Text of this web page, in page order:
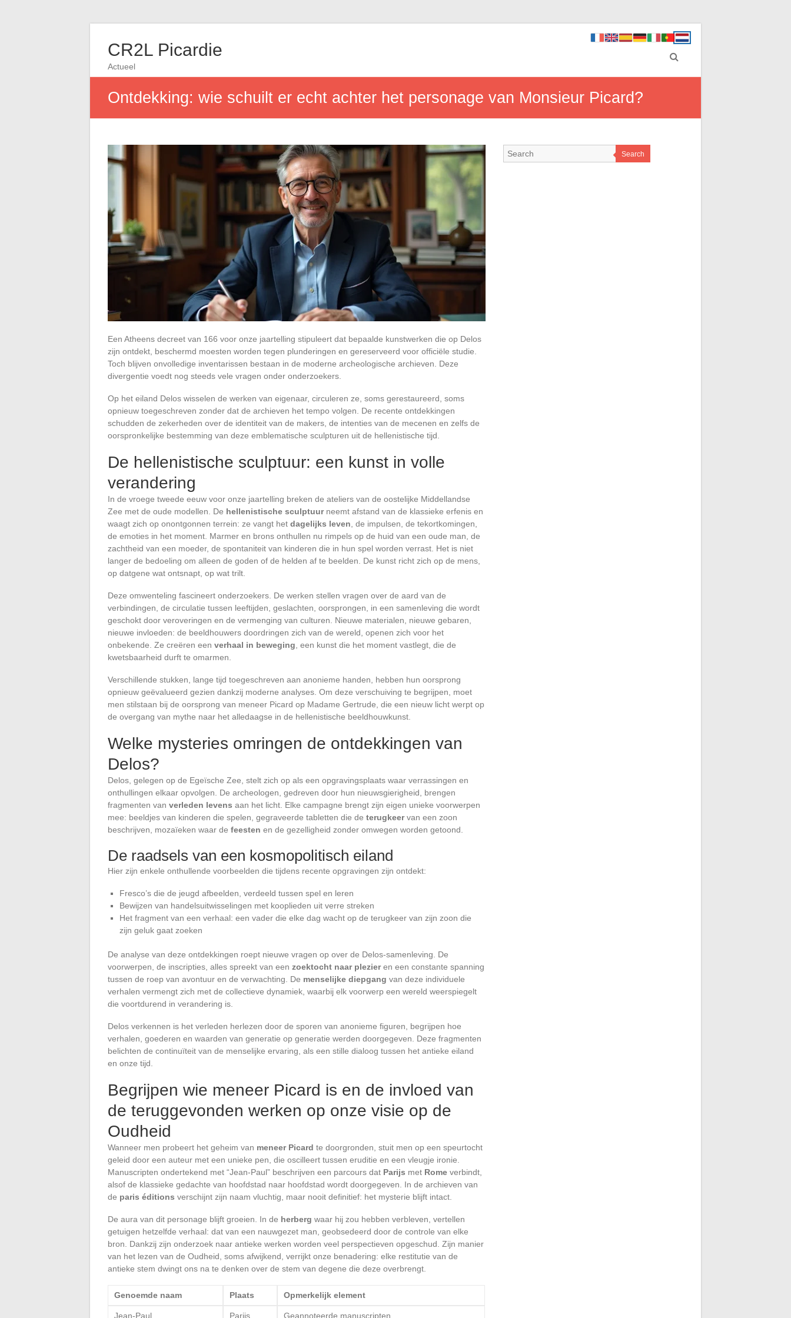
CR2L Picardie
Actueel
Ontdekking: wie schuilt er echt achter het personage van Monsieur Picard?
Een Atheens decreet van 166 voor onze jaartelling stipuleert dat bepaalde kunstwerken die op Delos
zijn ontdekt, beschermd moesten worden tegen plunderingen en gereserveerd voor officiële studie.
Toch blijven onvolledige inventarissen bestaan in de moderne archeologische archieven. Deze
divergentie voedt nog steeds vele vragen onder onderzoekers.
Op het eiland Delos wisselen de werken van eigenaar, circuleren ze, soms gerestaureerd, soms
opnieuw toegeschreven zonder dat de archieven het tempo volgen. De recente ontdekkingen
schudden de zekerheden over de identiteit van de makers, de intenties van de mecenen en zelfs de
oorspronkelijke bestemming van deze emblematische sculpturen uit de hellenistische tijd.
De hellenistische sculptuur: een kunst in volle
verandering
In de vroege tweede eeuw voor onze jaartelling breken de ateliers van de oostelijke Middellandse
Zee met de oude modellen. De hellenistische sculptuurneemt afstand van de klassieke erfenis en
waagt zich op onontgonnen terrein: ze vangt het dagelijks leven , de impulsen, de tekortkomingen,
de emoties in het moment. Marmer en brons onthullen nu rimpels op de huid van een oude man, de
zachtheid van een moeder, de spontaniteit van kinderen die in hun spel worden verrast. Het is niet
langer de bedoeling om alleen de goden of de helden af te beelden. De kunst richt zich op de mens,
op datgene wat ontsnapt, op wat trilt.
Deze omwenteling fascineert onderzoekers. De werken stellen vragen over de aard van de
verbindingen, de circulatie tussen leeftijden, geslachten, oorsprongen, in een samenleving die wordt
geschokt door veroveringen en de vermenging van culturen. Nieuwe materialen, nieuwe gebaren,
nieuwe invloeden: de beeldhouwers doordringen zich van de wereld, openen zich voor het
onbekende. Ze creëren een verhaal in beweging , een kunst die het moment vastlegt, die de
kwetsbaarheid durft te omarmen.
Verschillende stukken, lange tijd toegeschreven aan anonieme handen, hebben hun oorsprong
opnieuw geëvalueerd gezien dankzij moderne analyses. Om deze verschuiving te begrijpen, moet
men stilstaan bij de oorsprong van meneer Picard op Madame Gertrude, die een nieuw licht werpt op
de overgang van mythe naar het alledaagse in de hellenistische beeldhouwkunst.
Welke mysteries omringen de ontdekkingen van
Delos?
Delos, gelegen op de Egeïsche Zee, stelt zich op als een opgravingsplaats waar verrassingen en
onthullingen elkaar opvolgen. De archeologen, gedreven door hun nieuwsgierigheid, brengen
fragmenten van verleden levens aan het licht. Elke campagne brengt zijn eigen unieke voorwerpen
mee: beeldjes van kinderen die spelen, gegraveerde tabletten die de terugkeervan een zoon
beschrijven, mozaïeken waar de feesten en de gezelligheid zonder omwegen worden getoond.
De raadsels van een kosmopolitisch eiland
Hier zijn enkele onthullende voorbeelden die tijdens recente opgravingen zijn ontdekt:
Fresco’s die de jeugd afbeelden, verdeeld tussen spel en leren
Bewijzen van handelsuitwisselingen met kooplieden uit verre streken
Het fragment van een verhaal: een vader die elke dag wacht op de terugkeer van zijn zoon die
zijn geluk gaat zoeken
De analyse van deze ontdekkingen roept nieuwe vragen op over de Delos-samenleving. De
voorwerpen, de inscripties, alles spreekt van een zoektocht naar plezieren een constante spanning
tussen de roep van avontuur en de verwachting. De menselijke diepgang van deze individuele
verhalen vermengt zich met de collectieve dynamiek, waarbij elk voorwerp een wereld weerspiegelt
die voortdurend in verandering is.
Delos verkennen is het verleden herlezen door de sporen van anonieme figuren, begrijpen hoe
verhalen, goederen en waarden van generatie op generatie werden doorgegeven. Deze fragmenten
belichten de continuïteit van de menselijke ervaring, als een stille dialoog tussen het antieke eiland
en onze tijd.
Begrijpen wie meneer Picard is en de invloed van
de teruggevonden werken op onze visie op de
Oudheid
Wanneer men probeert het geheim van meneer Picard te doorgronden, stuit men op een speurtocht
geleid door een auteur met een unieke pen, die oscilleert tussen eruditie en een vleugje ironie.
Manuscripten ondertekend met “Jean-Paul” beschrijven een parcours dat Parijs met Rome verbindt,
alsof de klassieke gedachte van hoofdstad naar hoofdstad wordt doorgegeven. In de archieven van
de paris éditions verschijnt zijn naam vluchtig, maar nooit definitief: het mysterie blijft intact.
De aura van dit personage blijft groeien. In de herberg waar hij zou hebben verbleven, vertellen
getuigen hetzelfde verhaal: dat van een nauwgezet man, geobsedeerd door de controle van elke
bron. Dankzij zijn onderzoek naar antieke werken worden veel perspectieven opgeschud. Zijn manier
van het lezen van de Oudheid, soms afwijkend, verrijkt onze benadering: elke restitutie van de
antieke stem dwingt ons na te denken over de stem van degene die deze overbrengt.
Genoemde naam Plaats Opmerkelijk element
Jean-Paul Parijs Geannoteerde manuscripten
Search